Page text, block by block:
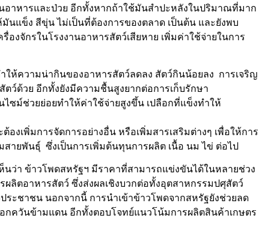
อาหารและป่วย อีกทั้งหากถ้าใช้มันสำปะหลังในปริมาณที่มาก
แข็ง สีขุ่น ไม่เป็นที่ต้องการของตลาด เป็นต้น และยังพบ
งจักรในโรงงานอาหารสัตว์เสียหาย เพิ่มค่าใช้จ่ายในการ
ห้ความน่ากินของอาหารสัตว์ลดลง สัตว์กินน้อยลง การเจริญ
ว์ด้วย อีกทั้งยังมีความชื้นสูงยากต่อการเก็บรักษา
ไซม์ช่วยย่อยทำให้ค่าใช้จ่ายสูงขึ้น เปลือกที่แข็งทำให้
งเพิ่มการจัดการอย่างอื่น หรือเพิ่มสารเสริมต่างๆ เพื่อให้การ
สายพันธุ์ ซึ่งเป็นการเพิ่มต้นทุนการผลิต เนื้อ นม ไข่ ต่อไป
ว่า ข้าวโพดสหรัฐฯ มีราคาที่สามารถแข่งขันได้ในหลายช่วง
ผลิตอาหารสัตว์ ซึ่งส่งผลเชิงบวกต่อทั้งอุตสาหกรรมปศุสัตว์
ระชาชน นอกจากนี้ การนำเข้าข้าวโพดจากสหรัฐยังช่วยลด
กควันข้ามแดน อีกทั้งตอบโจทย์แนวโน้มการผลิตสินค้าเกษตร